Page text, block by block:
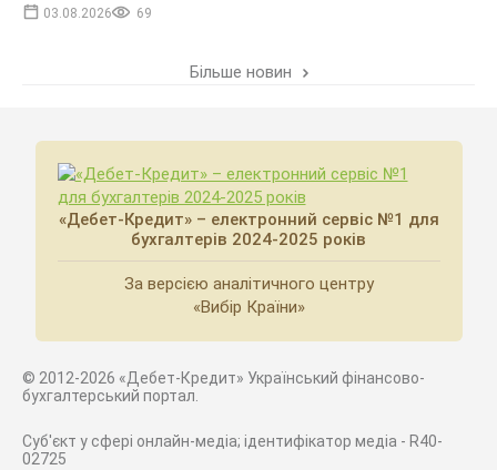
03.08.2026 69
Більше новин
«Дебет-Кредит» – електронний сервіс №1 для
бухгалтерів 2024-2025 років
За версією аналітичного центру
«Вибір Країни»
© 2012-2026 «Дебет-Кредит» Український фінансово-
бухгалтерський портал.
Суб'єкт у сфері онлайн-медіа; ідентифікатор медіа - R40-
02725